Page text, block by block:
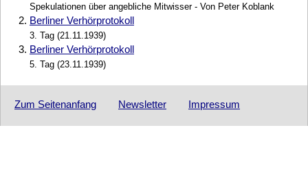
Spekulationen über angebliche Mitwisser - Von Peter Koblank
2. Berliner Verhörprotokoll
3. Tag (21.11.1939)
3. Berliner Verhörprotokoll
5. Tag (23.11.1939)
Zum Seitenanfang Newsletter Impressum